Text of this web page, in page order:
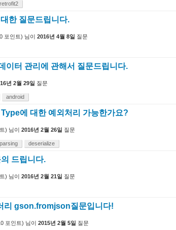
retrofit2
한 질문드립니다.
포인트) 님이 2016년 4월 8일 질문
이터 관리에 관해서 질문드립니다.
년 2월 29일 질문
android
에 대한 예외처리 가능한가요?
) 님이 2016년 2월 26일 질문
parsing deserialize
드립니다.
) 님이 2016년 2월 21일 질문
리 gson.fromjson질문입니다!
포인트) 님이 2015년 2월 5일 질문